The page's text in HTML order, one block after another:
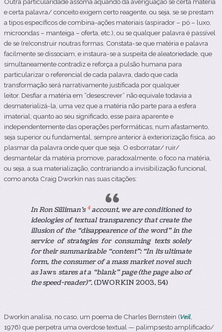
e certa palavra/ conceito exigem certo reagente, ou seja, se se prestam
a tipos específicos de combina-ações materiais (aspirador – pó – luxo,
microondas – manteiga – oferta, etc.), ou se qualquer palavra é passível
de se (re)construir noutras formas. Constata-se que matéria e palavra
facilmente se dissociam, e instaura-se a suspeita de aleatoriedade, que
simultaneamente contradiz e reforça a pulsão humana para
particularizar o referencial de cada palavra, dadoquecada
transformação será narrativamente justificada por qualquer
leitor. Desfiar a matéria em “desescrever” não equivale todavia a
desmaterializá-la, uma vez que a matéria não parte para a esfera
imaterial; quanto ao seu significado, esse paira aparente e
independentemente das operações performáticas, num afastamento,
seja superior ou fundamental, sempre anterior à exteriorização física, ao
plasmar da palavra onde quer que seja. O esborratar/ ruir/
desmantelar da matéria promove, paradoxalmente, o foco na matéria,
ou seja, a sua materialização, contrariando a invisibilização funcional,
como anota Craig Dworkin nas suas citações:
In Ron Silliman’s 4account, we are conditioned to
ideologies of textual transparency that create the
illusion of the “disappearence of the word” in the
service of strategies for consuming texts solely
for their summarizable “content”: “In its ultimate
form, the consumer of a mass market novel such
asJaws stares at a “blank” page (the page also of
the speed-reader)”. (DWORKIN 2003, 54)
Dworkin analisa, no caso, um poema de Charles Bernstein (Veil
1976) que perpetra uma overdose textual — palimpsesto amplificado/